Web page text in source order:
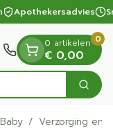
Apothekersadvies
Zoek
0 artikelen
€ 0,00
0
Baby / Verzorging en